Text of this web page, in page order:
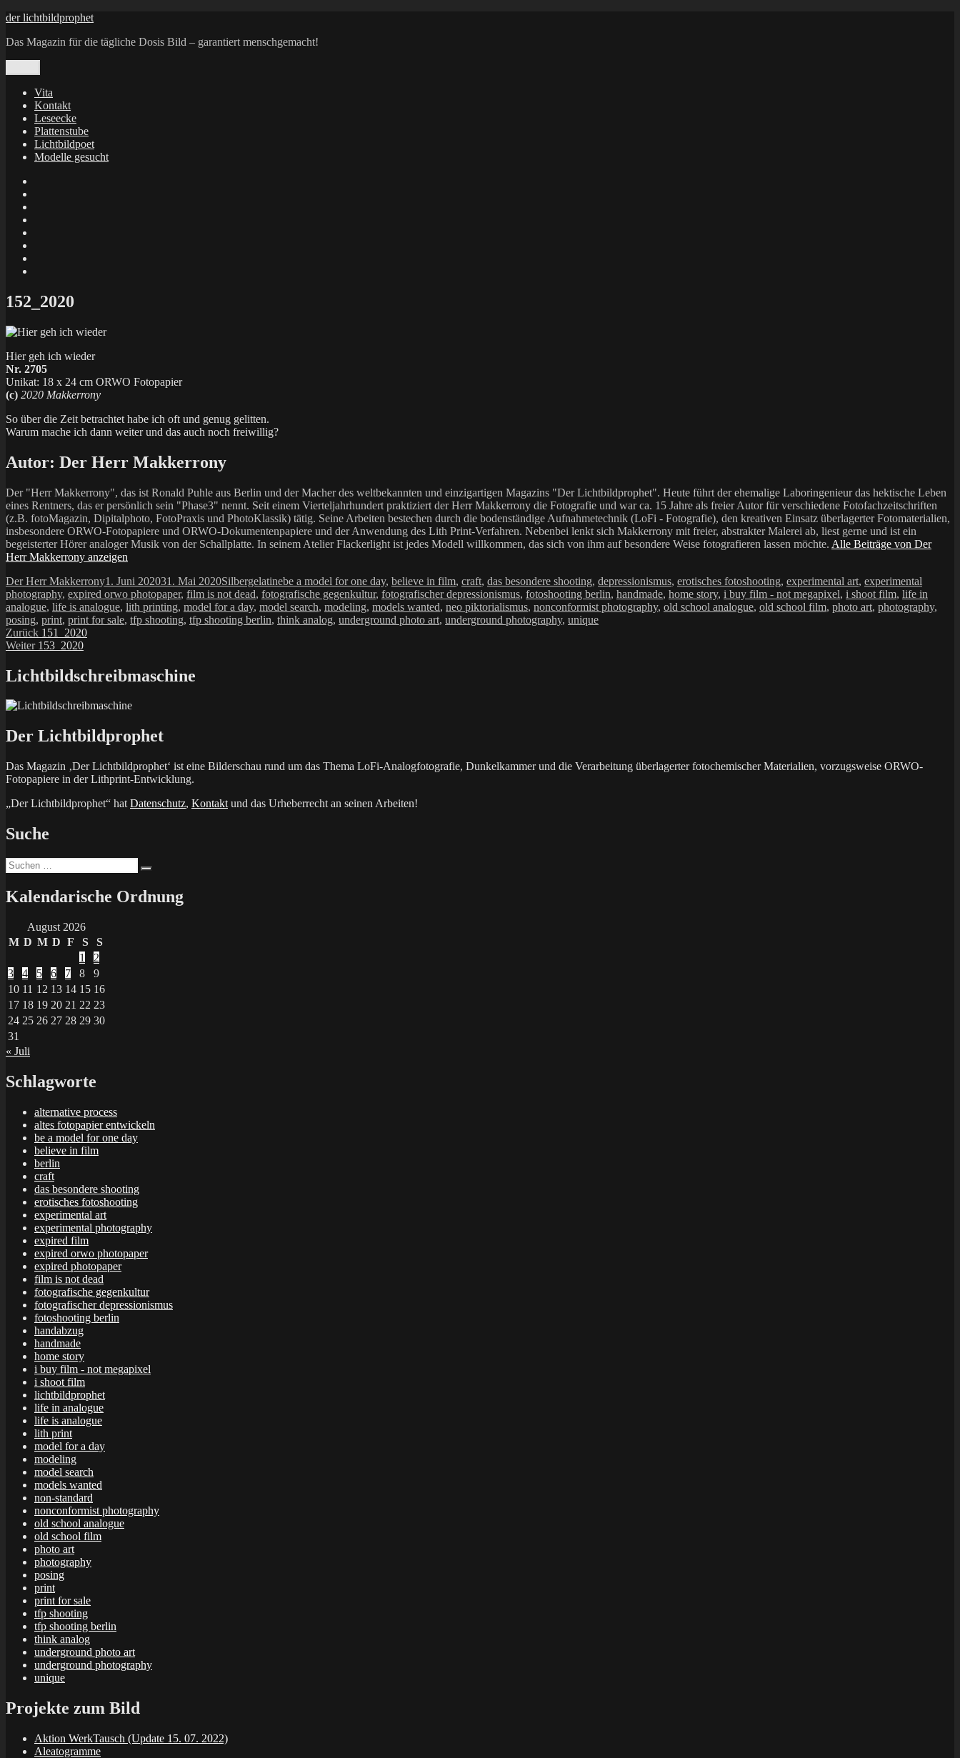
Zum
springen
der lichtbildprophet
Das Magazin für die tägliche Dosis Bild – garantiert menschgemacht!
Vita
Kontakt
Leseecke
Plattenstube
Lichtbildpoet
Modelle gesucht
X
152_2020
Hier geh ich wieder
Nr. 2705
Unikat: 18 x 24 cm ORWO Fotopapier
(c) 2020 Makkerrony
So über die Zeit betrachtet habe ich oft und genug gelitten.
Warum mache ich dann weiter und das auch noch freiwillig?
Autor: Der Herr Makkerrony
Der "Herr Makkerrony", das ist Ronald Puhle aus Berlin und der Macher des weltbekannten und einzigartigen Magazins "Der Lichtbildprophet". Heute führt der ehemalige Laboringenieur das hektische Leben
eines Rentners, das er persönlich sein "Phase3" nennt. Seit einem Vierteljahrhundert praktiziert der Herr Makkerrony die Fotografie und war ca. 15 Jahre als freier Autor für verschiedene Fotofachzeitschriften
(z.B. fotoMagazin, Dipitalphoto, FotoPraxis und PhotoKlassik) tätig. Seine Arbeiten bestechen durch die bodenständige Aufnahmetechnik (LoFi - Fotografie), den kreativen Einsatz überlagerter Fotomaterialien,
insbesondere ORWO-Fotopapiere und ORWO-Dokumentenpapiere und der Anwendung des Lith Print-Verfahren. Nebenbei lenkt sich Makkerrony mit freier, abstrakter Malerei ab, liest gerne und ist ein
begeisterter Hörer analoger Musik von der Schallplatte. In seinem Atelier Flackerlight ist jedes Modell willkommen, das sich von ihm auf besondere Weise fotografieren lassen möchte. Alle Beiträge von Der
Herr Makkerrony anzeigen
Autor
Der Herr MakkerronyVeröffentlicht
am
1. Juni 202031. Mai 2020Kategorien
SilbergelatineSchlagwörter
be a model for one day, believe in film, craft, das besondere shooting, depressionismus, erotisches fotoshooting, experimental art, experimental
photography, expired orwo photopaper, film is not dead, fotografische gegenkultur, fotografischer depressionismus, fotoshooting berlin, handmade, home story, i buy film - not megapixel, i shoot film, life in
analogue, life is analogue, lith printing, model for a day, model search, modeling, models wanted, neo piktorialismus, nonconformist photography, old school analogue, old school film, photo art, photography,
posing, print, print for sale, tfp shooting, tfp shooting berlin, think analog, underground photo art, underground photography, unique
Beitragsnavigation
Zurück Vorheriger
Beitrag:
151_2020
Weiter Nächster
153_2020
Lichtbildschreibmaschine
Der Lichtbildprophet
Das Magazin ‚Der Lichtbildprophet‘ ist eine Bilderschau rund um das Thema LoFi-Analogfotografie, Dunkelkammer und die Verarbeitung überlagerter fotochemischer Materialien, vorzugsweise ORWO-
Fotopapiere in der Lithprint-Entwicklung.
„Der Lichtbildprophet“ hat Datenschutz, Kontakt und das Urheberrecht an seinen Arbeiten!
Suche
Suchen
nach:
Kalendarische Ordnung
August 2026
M D M D F S
S
1
2
3
4 5 6 7 8
9
10 11 12 13 14 15 16
17 18 19 20 21 22 23
24 25 26 27 28 29 30
31
« Juli
Schlagworte
alternative process
altes fotopapier entwickeln
be a model for one day
believe in film
berlin
craft
das besondere shooting
erotisches fotoshooting
experimental art
experimental photography
expired film
expired orwo photopaper
expired photopaper
film is not dead
fotografische gegenkultur
fotografischer depressionismus
fotoshooting berlin
handabzug
handmade
home story
i buy film - not megapixel
i shoot film
lichtbildprophet
life in analogue
life is analogue
lith print
model for a day
modeling
model search
models wanted
non-standard
nonconformist photography
old school analogue
old school film
photo art
photography
posing
print
print for sale
tfp shooting
tfp shooting berlin
think analog
underground photo art
underground photography
unique
Projekte zum Bild
Aktion WerkTausch (Update 15. 07. 2022)
Aleatogramme